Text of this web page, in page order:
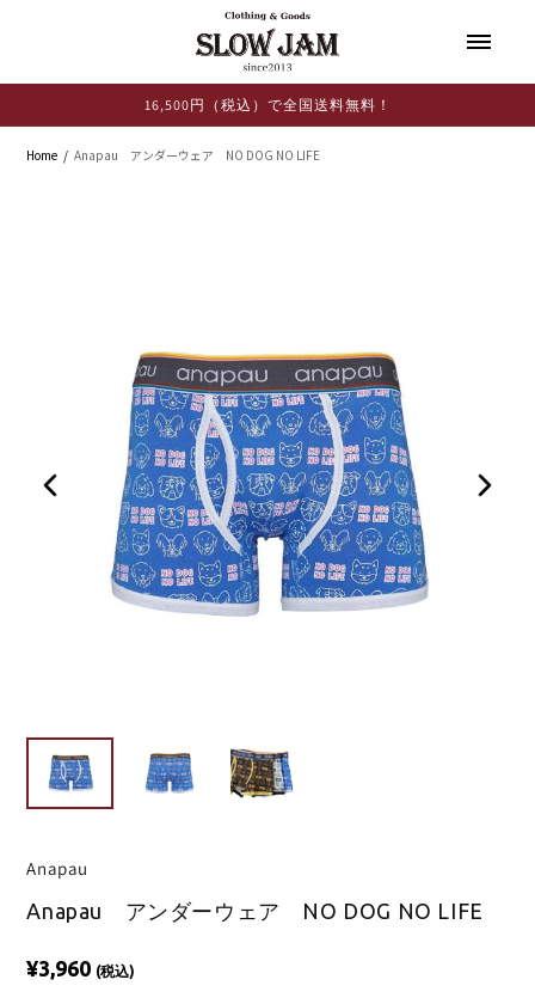
16,500円（税込）で全国送料無料！
Home Anapau アンダーウェア NO DOG NO LIFE
Anapau
Anapau アンダーウェア NO DOG NO LIFE
¥3,960 (税込)